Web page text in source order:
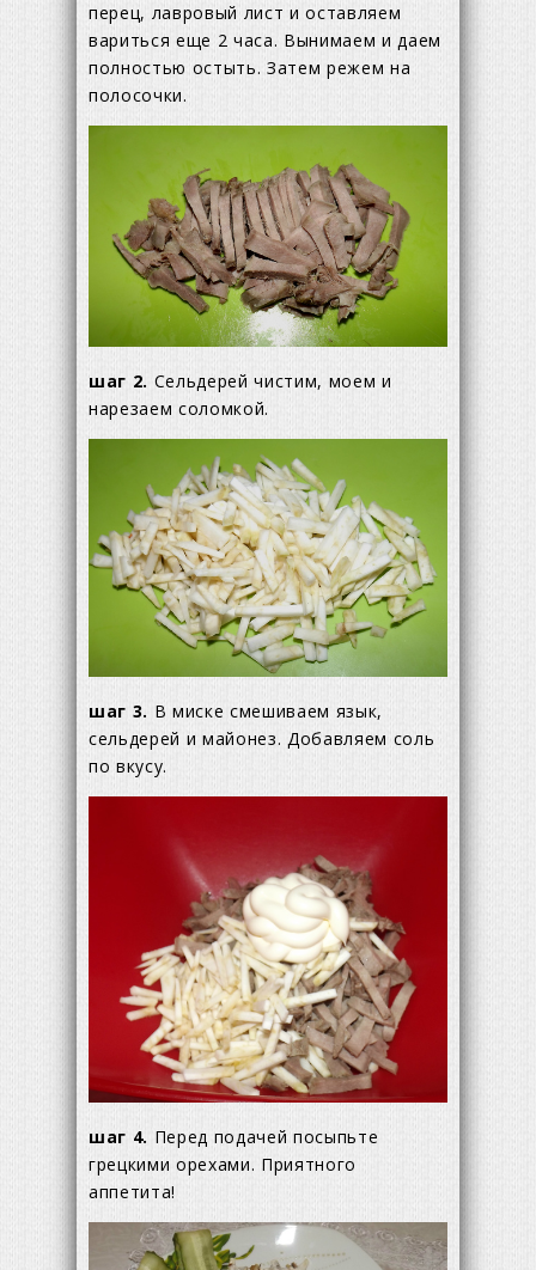
перец, лавровый лист и оставляем
вариться еще 2 часа. Вынимаем и даем
полностью остыть. Затем режем на
полосочки.
шаг 2. Сельдерей чистим, моем и
нарезаем соломкой.
шаг 3. В миске смешиваем язык,
сельдерей и майонез. Добавляем соль
по вкусу.
шаг 4. Перед подачей посыпьте
грецкими орехами. Приятного
аппетита!